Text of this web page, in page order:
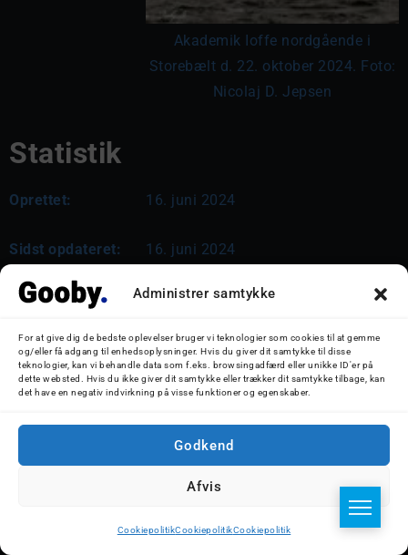
Administrer samtykke
For at give dig de bedste oplevelser bruger vi teknologier som cookies til at gemme
og/eller få adgang til enhedsoplysninger. Hvis du giver dit samtykke til disse
teknologier, kan vi behandle data som f.eks. browsingadfærd eller unikke ID'er på
dette websted. Hvis du ikke giver dit samtykke eller trækker dit samtykke tilbage, kan
det have en negativ indvirkning på visse funktioner og egenskaber.
Godkend
Afvis
CookiepolitikCookiepolitikCookiepolitik
Akademik Ioffe nordgående i
Storebælt d. 22. oktober 2024. Foto:
Nicolaj D. Jepsen
Statistik
Oprettet: 16. juni 2024
Sidst opdateret: 16. juni 2024
Hvor er
IOFFE?: